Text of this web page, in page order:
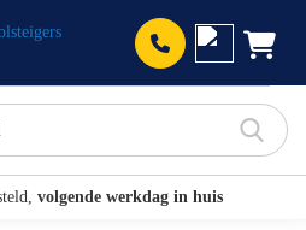
volgende werkdag in huis